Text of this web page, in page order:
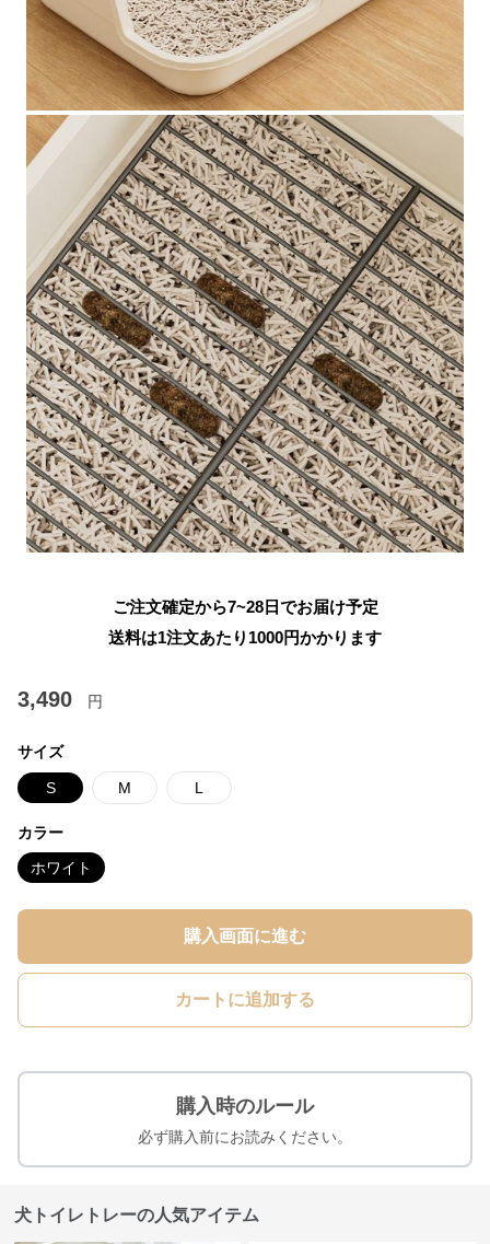
ご注文確定から7~28日でお届け予定
送料は1注文あたり 1000円かかります
3,490 円
サイズ
S M L
カラー
ホワイト
購入画面に進む
カートに追加する
購入時のルール
必ず購入前にお読みください。
犬トイレトレーの人気アイテム